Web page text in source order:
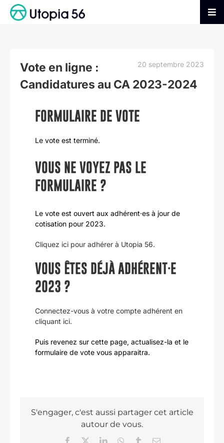
Passer
S’INFORMER
FAIRE UN DON
20 septembre 2023
Vote en ligne :
Candidatures au CA 2023-2024
FORMULAIRE DE VOTE
Le vote est terminé.
VOUS NE VOYEZ PAS LE
FORMULAIRE ?
Le vote est ouvert aux adhérent·es à jour de
cotisation pour 2023.
Cliquez ici pour adhérer à Utopia 56.
VOUS ÊTES DÉJÀ ADHÉRENT·E
2023 ?
Connectez-vous à votre compte adhérent en
cliquant ici.
Puis revenez sur cette page, actualisez-la et le
formulaire de vote vous apparaitra.
S'engager, c'est aussi partager cet article
autour de vous.
Facebook LinkedInWhatsAppTumblrEmail